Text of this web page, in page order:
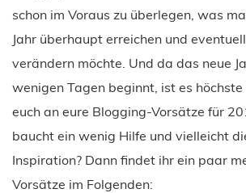
schon im Voraus zu überlegen, was
Jahr überhaupt erreichen und
verändern möchte. Und da das neue
wenigen Tagen beginnt, ist es
euch an eure Blogging-Vorsätze für
baucht ein wenig Hilfe und vielleicht
Inspiration? Dann findet ihr ein paar
Vorsätze im Folgenden: